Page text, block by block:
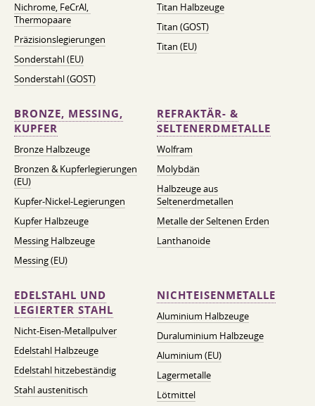
Nichrome, FeСrAl, ​​
Thermopaare
Präzisionslegierungen
Sonderstahl (EU)
Sonderstahl (GOST)
Titan Halbzeuge
Titan (GOST)
Titan (EU)
BRONZE, MESSING,
KUPFER
Bronze Halbzeuge
Bronzen & Kupferlegierungen
(EU)
Kupfer-Nickel-Legierungen
Kupfer Halbzeuge
Messing Halbzeuge
Messing (EU)
REFRAKTÄR- &
SELTENERDMETALLE
Wolfram
Molybdän
Halbzeuge aus
Seltenerdmetallen
Metalle der Seltenen Erden
Lanthanoide
EDELSTAHL UND
LEGIERTER STAHL
Nicht-Eisen-Metallpulver
Edelstahl Halbzeuge
Edelstahl hitzebeständig
Stahl austenitisch
NICHTEISENMETALLE
Aluminium Halbzeuge
Duraluminium Halbzeuge
Aluminium (EU)
Lagermetalle
Lötmittel